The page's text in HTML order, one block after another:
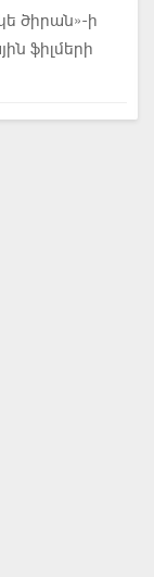
ծիրան»-ի
ֆիլմերի